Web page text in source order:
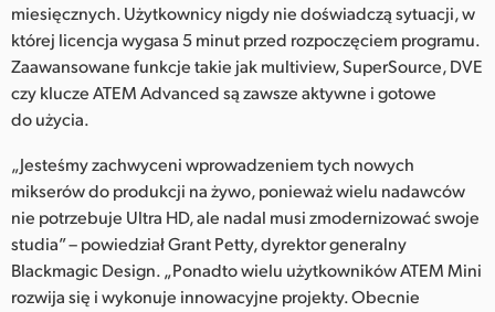
miesięcznych. Użytkownicy nigdy nie doświadczą sytuacji, w
której licencja wygasa 5 minut przed rozpoczęciem programu.
Zaawansowane funkcje takie jak multiview, SuperSource, DVE
czy klucze ATEM Advanced są zawsze aktywne i gotowe
do użycia.
„Jesteśmy zachwyceni wprowadzeniem tych nowych
mikserów do produkcji na żywo, ponieważ wielu nadawców
nie potrzebuje Ultra HD, ale nadal musi zmodernizować swoje
studia” – powiedział Grant Petty, dyrektor generalny
Blackmagic Design. „Ponadto wielu użytkowników ATEM Mini
rozwija się i wykonuje innowacyjne projekty. Obecnie